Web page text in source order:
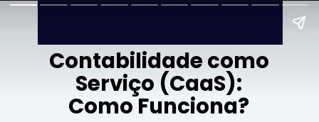
Contabilidade como
Serviço (CaaS):
Como Funciona?